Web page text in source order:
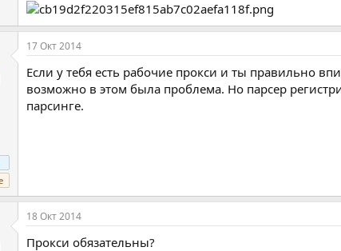
17 Окт 2014
Если у тебя есть рабочие прокси и ты правильно
возможно в этом была проблема. Но парсер
парсинге.
18 Окт 2014
Прокси обязательны?